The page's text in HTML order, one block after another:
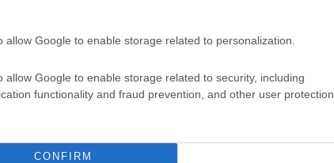
allow Google to enable storage related to personalization.
allow Google to enable storage related to security, including
functionality and fraud prevention, and other user protection.
CONFIRM